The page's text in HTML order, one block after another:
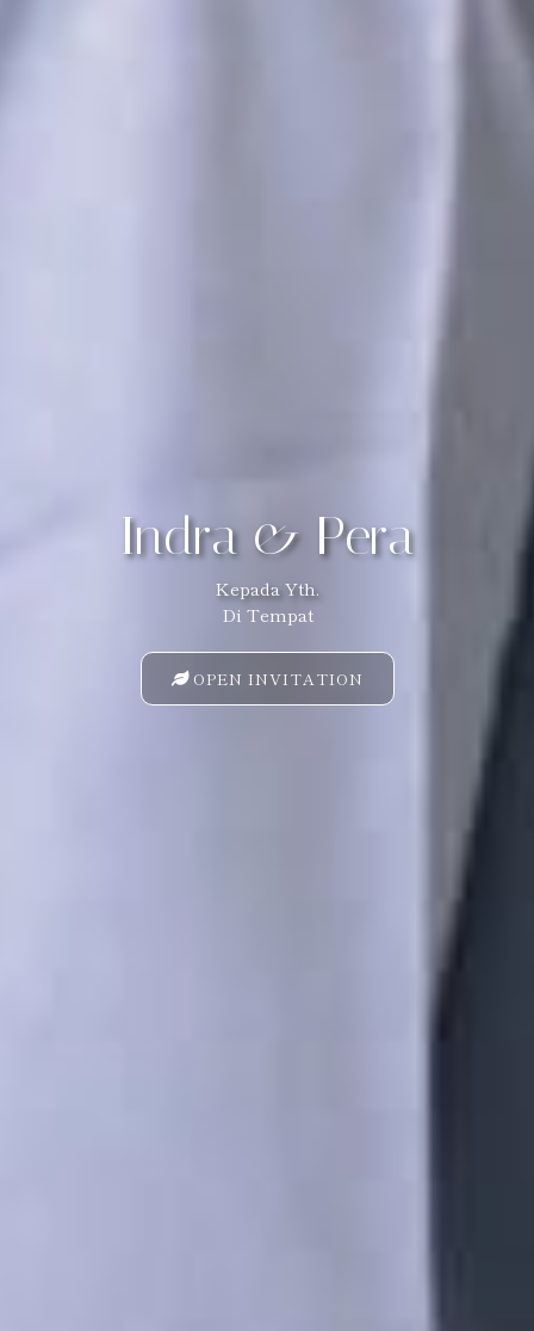
Indra & Pera
Kepada Yth.
Di Tempat
OPEN INVITATION